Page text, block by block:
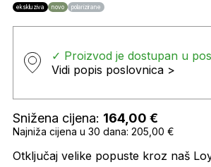
ekskluziva novo polarizirane
✓ Proizvod je dostupan u
Vidi popis poslovnica >
Snižena cijena: 164,00 €
Najniža cijena u 30 dana: 205,00 €
Otključaj velike popuste kroz naš